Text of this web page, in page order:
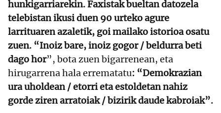
hunkigarriarekin. Faxistak bueltan datozela
telebistan ikusi duen 90 urteko agure
larrituaren azaletik, goi mailako istorioa osatu
zuen. “Inoiz bare, inoiz gogor / beldurra beti
dago hor”, bota zuen bigarrenean, eta
hirugarrena hala errematatu: “Demokrazian
ura uholdean / etorri eta estoldetan nahiz
gorde ziren arratoiak / bizirik daude kabroiak”.